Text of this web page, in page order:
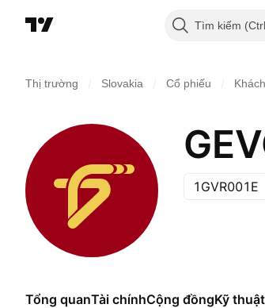
Tìm kiếm
Thị trường Slovakia Cổ phiếu
1GVR001E
Tổng quanTài chínhCộng đồngKỹ thuật